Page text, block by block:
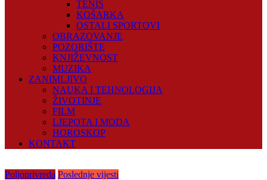
TENIS
KOŠARKA
OSTALI SPORTOVI
OBRAZOVANJE
POZORIŠTE
KNJIŽEVNOST
MUZIKA
ZANIMLJIVO
NAUKA I TEHNOLOGIJA
ŽIVOTINJE
FILM
LJEPOTA I MODA
HOROSKOP
KONTAKT
Poljoprivreda Poslednje vijesti